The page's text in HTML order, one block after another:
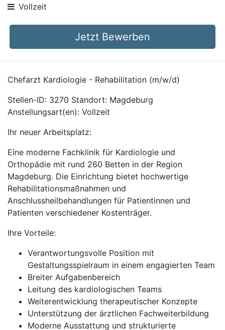
Vollzeit
Jetzt Bewerben
Chefarzt Kardiologie - Rehabilitation (m/w/d)
Stellen-ID: 3270 Standort: Magdeburg
Anstellungsart(en): Vollzeit
Ihr neuer Arbeitsplatz:
Eine moderne Fachklinik für Kardiologie und
Orthopädie mit rund 260 Betten in der Region
Magdeburg. Die Einrichtung bietet hochwertige
Rehabilitationsmaßnahmen und
Anschlussheilbehandlungen für Patientinnen und
Patienten verschiedener Kostenträger.
Ihre Vorteile:
Verantwortungsvolle Position mit
Gestaltungsspielraum in einem engagierten Team
Breiter Aufgabenbereich
Leitung des kardiologischen Teams
Weiterentwicklung therapeutischer Konzepte
Unterstützung der ärztlichen Fachweiterbildung
Moderne Ausstattung und strukturierte